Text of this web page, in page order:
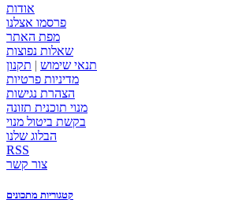
אודות
פרסמו אצלנו
מפת האתר
שאלות נפוצות
תנאי שימוש | תקנון
מדיניות פרטיות
הצהרת נגישות
מנוי תוכנית תזונה
בקשת ביטול מנוי
הבלוג שלנו
RSS
צור קשר
קטגוריות מתכונים